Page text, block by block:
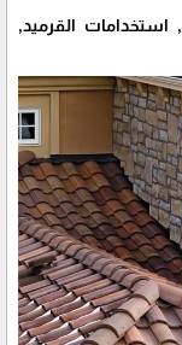
استخدامات القرميد,